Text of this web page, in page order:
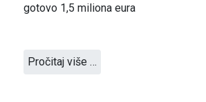
gotovo 1,5 miliona eura
Pročitaj više …